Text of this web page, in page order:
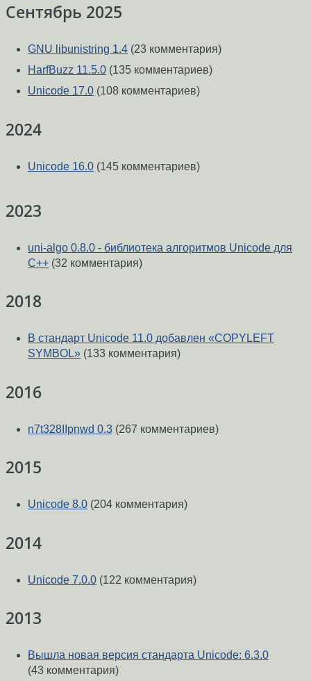
Сентябрь 2025
GNU libunistring 1.4 (23 комментария)
HarfBuzz 11.5.0 (135 комментариев)
Unicode 17.0 (108 комментариев)
2024
Unicode 16.0 (145 комментариев)
2023
uni-algo 0.8.0 - библиотека алгоритмов Unicode для
C++ (32 комментария)
2018
В стандарт Unicode 11.0 добавлен «COPYLEFT
SYMBOL» (133 комментария)
2016
n7t328IIpnwd 0.3 (267 комментариев)
2015
Unicode 8.0 (204 комментария)
2014
Unicode 7.0.0 (122 комментария)
2013
Вышла новая версия стандарта Unicode: 6.3.0
(43 комментария)